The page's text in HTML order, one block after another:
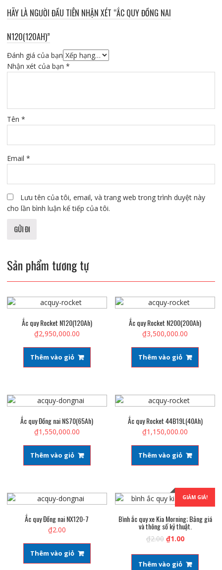
HÃY LÀ NGƯỜI ĐẦU TIÊN NHẬN XÉT “ẮC QUY ĐỒNG NAI
N120(120AH)”
Đánh giá của bạn
Nhận xét của bạn *
Tên *
Email *
Lưu tên của tôi, email, và trang web trong trình duyệt này
cho lần bình luận kế tiếp của tôi.
Sản phẩm tương tự
Ắc quy Rocket N120(120Ah)
₫2,950,000.00
Thêm vào giỏ
Ắc quy Rocket N200(200Ah)
₫3,500,000.00
Thêm vào giỏ
Ắc quy Đồng nai NS70(65Ah)
₫1,550,000.00
Thêm vào giỏ
Ắc quy Rocket 44B19L(40Ah)
₫1,150,000.00
Thêm vào giỏ
Ắc quy Đồng nai NX120-7
₫2.00
Thêm vào giỏ
GIẢM GIÁ!
Bình ắc quy xe Kia Morning; Bảng giá
và thông số kỹ thuật.
₫2.00 ₫1.00
Thêm vào giỏ